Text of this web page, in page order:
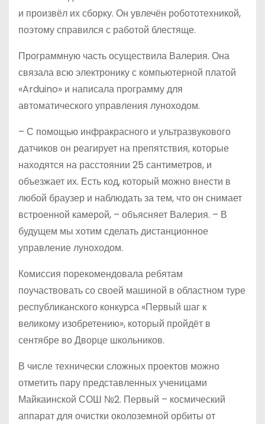
и произвёл их сборку. Он увлечён робототехникой,
поэтому справился с работой блестяще.
Программную часть осуществила Валерия. Она
связала всю электронику с компьютерной платой
«Arduino» и написала программу для
автоматического управления луноходом.
– С помощью инфракрасного и ультразвукового
датчиков он реагирует на препятствия, которые
находятся на расстоянии 25 сантиметров, и
объезжает их. Есть код, который можно внести в
любой браузер и наблюдать за тем, что он снимает
встроенной камерой, – объясняет Валерия. – В
будущем мы хотим сделать дистанционное
управление луноходом.
Комиссия порекомендовала ребятам
поучаствовать со своей машиной в областном туре
респуб­ликанского конкурса «Первый шаг к
великому изобретению», который пройдёт в
сентябре во Дворце школьников.
В числе технически сложных проектов можно
отметить пару представленных ученицами
Майкаинской СОШ №2. Первый – космический
аппарат для очистки околоземной орбиты от